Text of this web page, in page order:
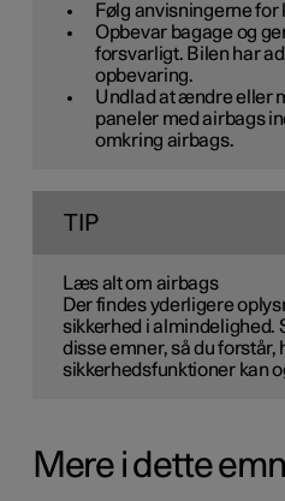
Følg anvisningerne
Opbevar bagage og
forsvarligt. Bilen har
opbevaring.
Undlad at ændre eller
paneler med airbags
omkring airbags.
TIP
Læs alt om airbags
Der findes yderligere
sikkerhed i almindelighed.
disse emner, så du forstår,
sikkerhedsfunktioner kan
Mere i dette